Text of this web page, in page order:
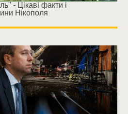
- Цікаві факти і
Нікополя